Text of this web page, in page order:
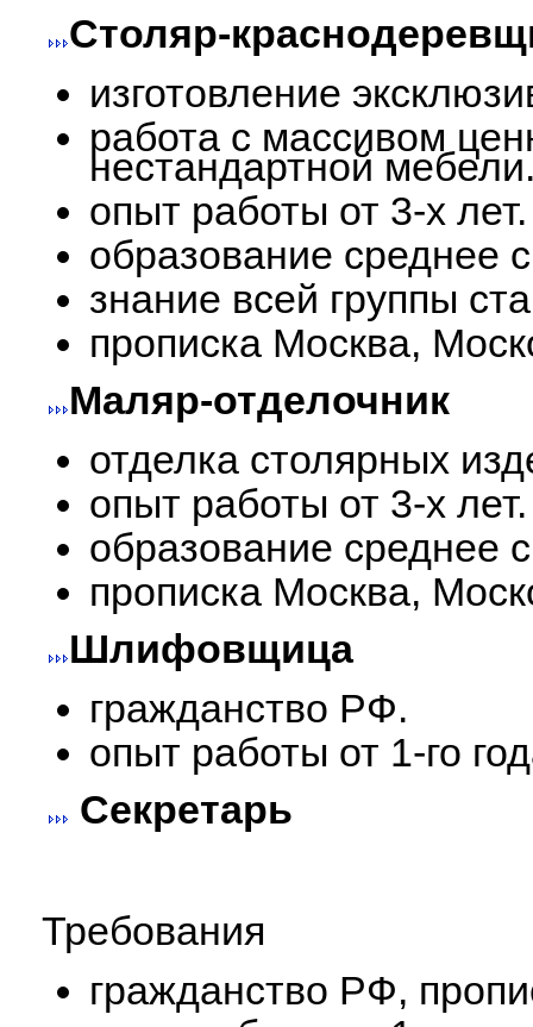
Столяр-
изготовление
работа с массивом
нестандартной
опыт работы от 3-х лет.
образование среднее
знание всей группы
прописка Москва,
Маляр-отделочник
отделка столярных
опыт работы от 3-х лет.
образование среднее
прописка Москва,
Шлифовщица
гражданство РФ.
опыт работы от 1-го
Секретарь
Требования
гражданство РФ,